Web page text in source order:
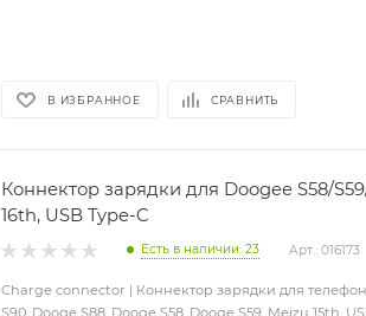
В ИЗБРАННОЕ СРАВНИТЬ
Коннектор зарядки для Doogee S58/
16th, USB Type-C
Есть в наличии: 23 Арт.: 016173
Charge connector | Коннектор зарядки для
S90, Dooge S88, Dooge S58, Dooge S59, Meizu 15th,